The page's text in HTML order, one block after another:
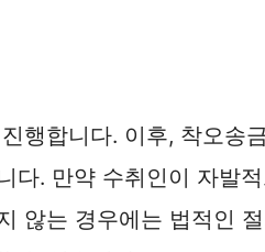
행합니다. 이후, 착오송
. 만약 수취인이 자발
않는 경우에는 법적인